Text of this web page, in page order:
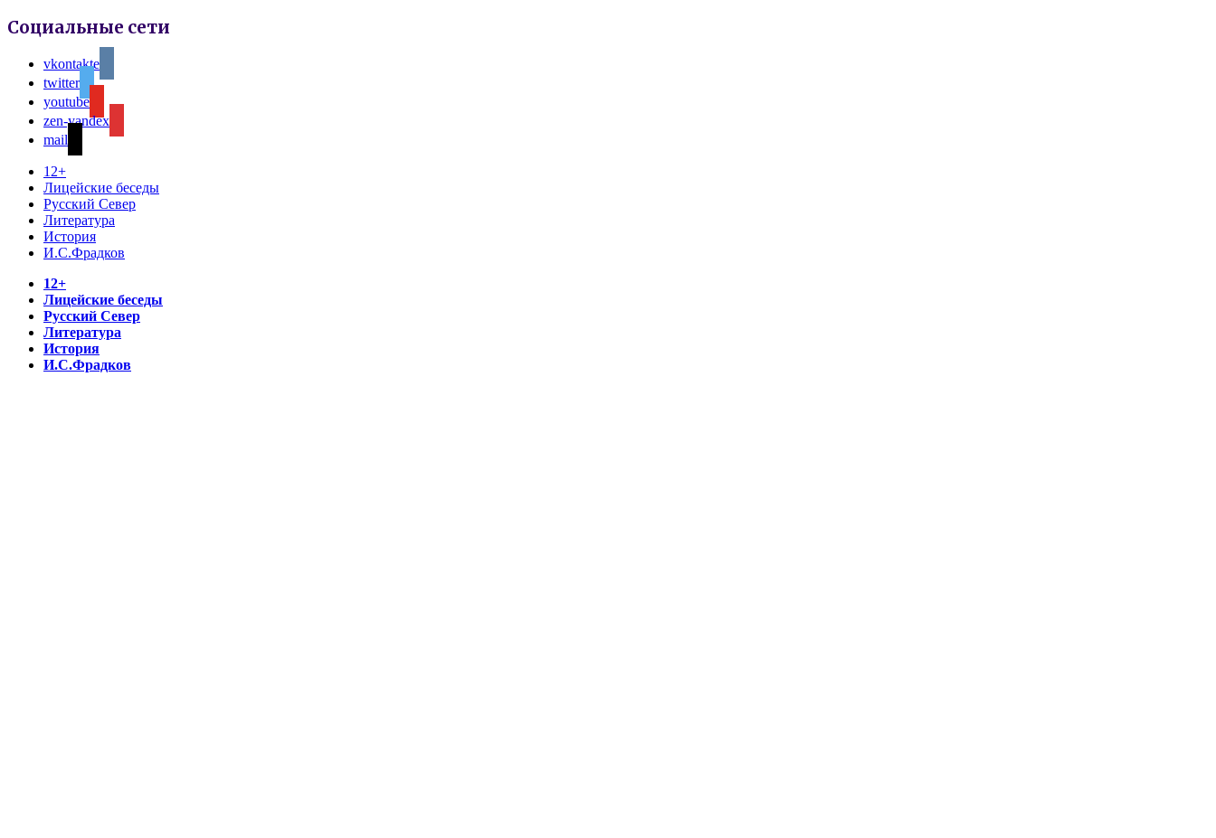
Социальные сети
vkontakte
twitter
youtube
zen-yandex
mail
12+
Лицейские беседы
Русский Север
Литература
История
И.С.Фрадков
12+
Лицейские беседы
Русский Север
Литература
История
И.С.Фрадков